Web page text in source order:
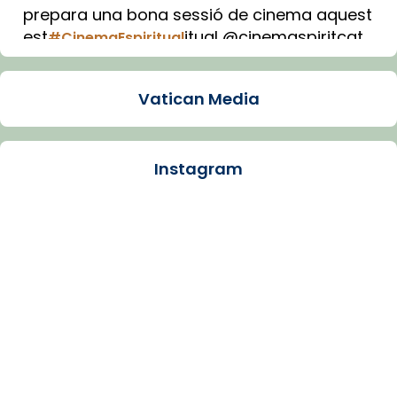
prepara una bona sessió de cinema aquest
est#CinemaEspiritualitual @cinemaspiritcat
Imatge: Generada amb IA (OpenAI)
Arquebisbat de Barcelona
Vatican Media
Instagram